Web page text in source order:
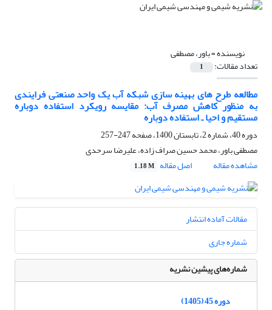
نویسنده =باور، مصطفی
تعداد مقالات: 1
مطالعه طرح های بهینه سازی شبکه آب یک واحد صنعتی فرایندی
به منظور کاهش مصرف آب: مقایسه رویکرد استفاده دوباره
مستقیم و احیا ـ استفاده دوباره
دوره 40، شماره 2، تابستان 1400، صفحه
247-257
مصطفی باور، محمد حسین صراف زاده، علیرضا سرحدی
مشاهده مقاله
اصل مقاله 1.18 M
مقالات آماده انتشار
شماره جاری
شماره‌های پیشین نشریه
دوره 45 (1405)